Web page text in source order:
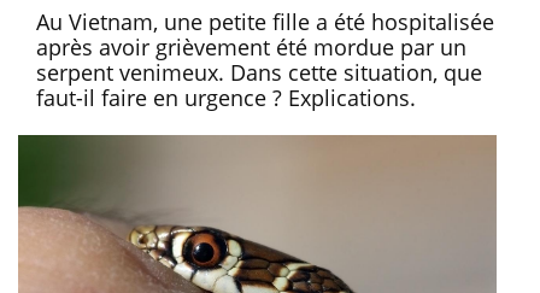
Au Vietnam, une petite fille a été hospitalisée
après avoir grièvement été mordue par un
serpent venimeux. Dans cette situation, que
faut-il faire en urgence ? Explications.